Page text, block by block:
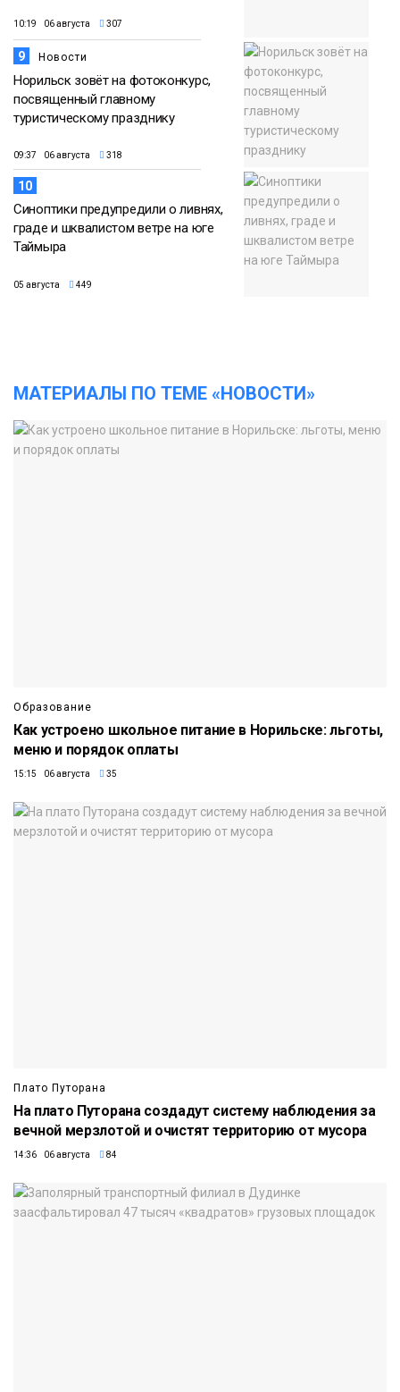
10:19 06 августа 307
9 Новости
Норильск зовёт на фотоконкурс,
посвященный главному
туристическому празднику
09:37 06 августа 318
10
Синоптики предупредили о ливнях,
граде и шквалистом ветре на юге
Таймыра
05 августа 449
МАТЕРИАЛЫ ПО ТЕМЕ «НОВОСТИ»
Образование
Как устроено школьное питание в Норильске: льготы,
меню и порядок оплаты
15:15 06 августа 35
Плато Путорана
На плато Путорана создадут систему наблюдения за
вечной мерзлотой и очистят территорию от мусора
14:36 06 августа 84